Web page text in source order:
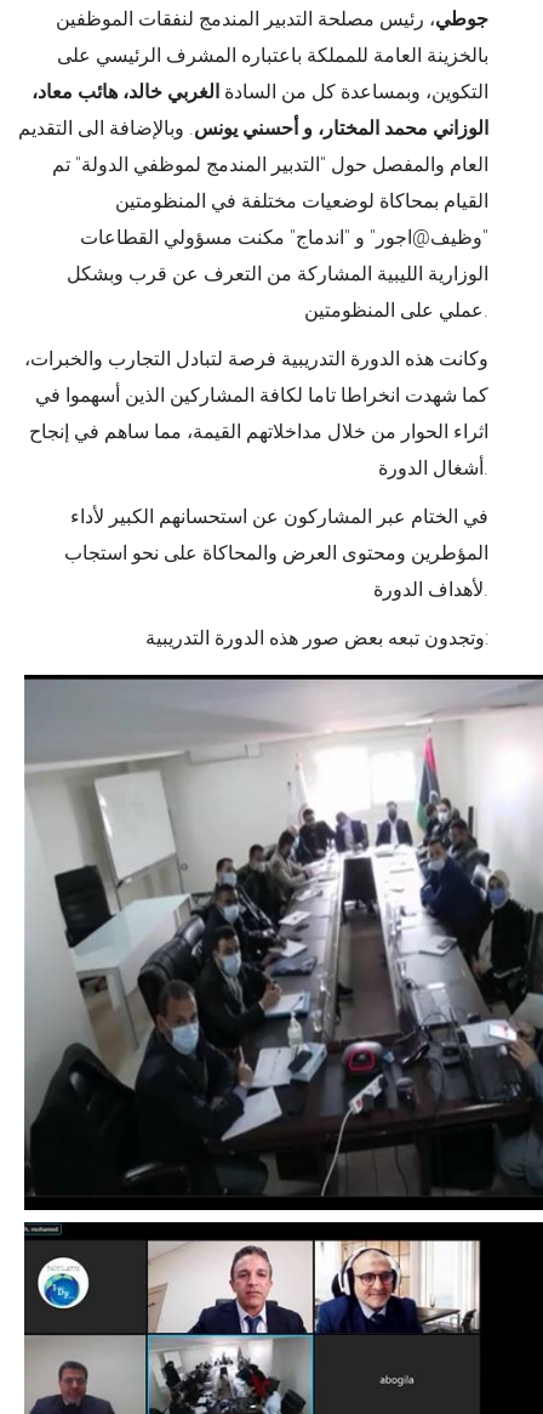
جوطي، رئيس مصلحة التدبير المندمج لنفقات الموظفين
بالخزينة العامة للمملكة باعتباره المشرف الرئيسي على
التكوين، وبمساعدة كل من السادة الغربي خالد، هائب معاد،
الوزاني محمد المختار، و أحسني يونس. وبالإضافة الى التقديم
العام والمفصل حول "التدبير المندمج لموظفي الدولة" تم
القيام بمحاكاة لوضعيات مختلفة في المنظومتين
"وظيف@اجور" و "اندماج" مكنت مسؤولي القطاعات
الوزارية الليبية المشاركة من التعرف عن قرب وبشكل
عملي على المنظومتين.
وكانت هذه الدورة التدريبية فرصة لتبادل التجارب والخبرات،
كما شهدت انخراطا تاما لكافة المشاركين الذين أسهموا في
اثراء الحوار من خلال مداخلاتهم القيمة، مما ساهم في إنجاح
أشغال الدورة.
المؤطرين ومحتوى العرض والمحاكاة على نحو استجاب
لأهداف الدورة.
وتجدون تبعه بعض صور هذه الدورة التدريبية: